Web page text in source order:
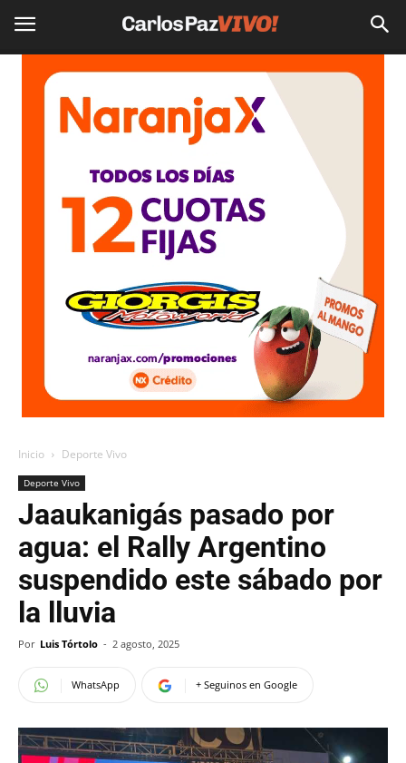
Inicio Deporte Vivo
Deporte Vivo
Jaaukanigás pasado por
agua: el Rally Argentino
suspendido este sábado por
la lluvia
Por Luis Tórtolo - 2 agosto, 2025
WhatsApp + Seguinos en Google